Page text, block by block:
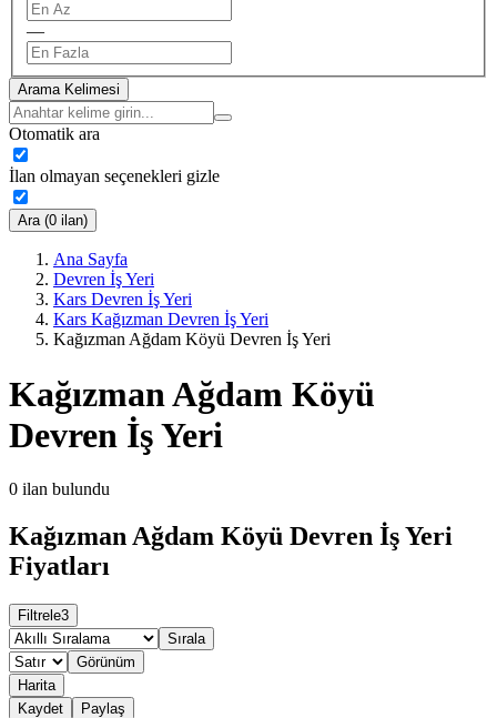
—
Arama Kelimesi
Otomatik ara
İlan olmayan seçenekleri gizle
Ara (0 ilan)
Ana Sayfa
Devren İş Yeri
Kars Devren İş Yeri
Kars Kağızman Devren İş Yeri
Kağızman Ağdam Köyü Devren İş Yeri
Kağızman Ağdam Köyü
Devren İş Yeri
0 ilan bulundu
Kağızman Ağdam Köyü Devren İş Yeri
Fiyatları
Filtrele3
Sırala
Görünüm
Harita
Kaydet
Paylaş